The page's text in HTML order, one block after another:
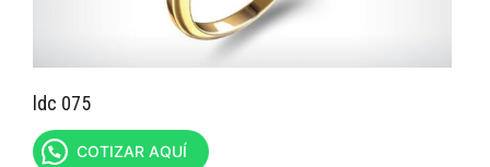
ldc 075
COTIZAR AQUÍ